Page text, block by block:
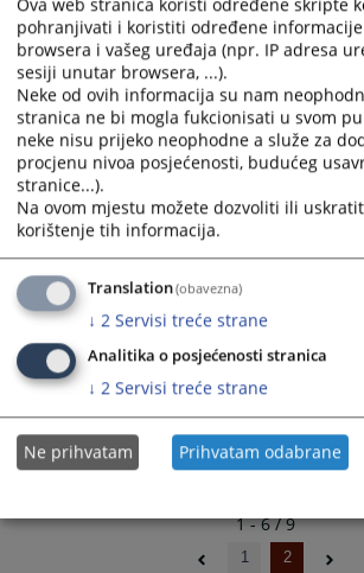
and
select
a
date.
Press
the
question
mark
key
to
get
the
keyboard
shortcuts
for
changing
dates.
and
select
a
date.
Press
the
question
mark
key
to
get
keyboard
shortcuts
for
changing
dates.
19.01.2024.
Plan nabava za 2024.godinu
15.06.2023.
Dopuna Plana javnih nabava za
13.06.2023.
Izmjena Plana javnih nabava za
09.03.2023.
1 - 6 / 9
1 2
Ova web stranica koristi određene skripte
pohranjivati i koristiti određene informacije
browsera i vašeg uređaja (npr. IP adresa
sesiji unutar browsera, ...).
Neke od ovih informacija su nam
stranica ne bi mogla fukcionisati u svom
neke nisu prijeko neophodne a služe za
procjenu nivoa posjećenosti, budućeg
stranice...).
Na ovom mjestu možete dozvoliti ili
korištenje tih informacija.
Translation(obavezna)
↓ 2 Servisi treće strane
Analitika o posjećenosti stranica
↓ 2 Servisi treće strane
Ne prihvatam Prihvatam odabrane